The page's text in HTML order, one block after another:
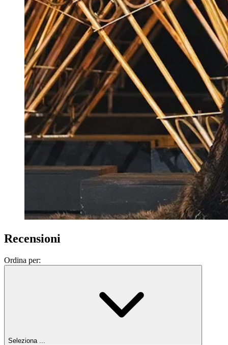
Recensioni
Ordina per:
Seleziona ...